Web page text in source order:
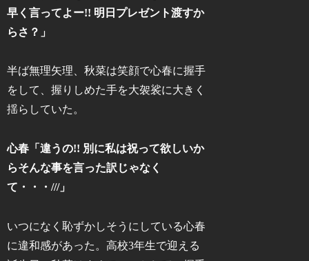
早く言ってよー!! 明日プレゼント渡すか
らさ？」
半ば無理矢理、秋菜は笑顔で心春に握手
をして、握りしめた手を大袈裟に大きく
揺らしていた。
心春「違うの!! 別に私は祝って欲しいか
らそんな事を言った訳じゃなく
て・・・///」
いつになく恥ずかしそうにしている心春
に違和感があった。高校3年生で迎える